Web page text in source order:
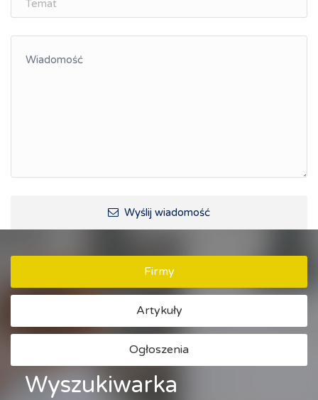
Integracja
Wyślij wiadomość
Firmy
Artykuły
Ogłoszenia
Wyszukiwarka